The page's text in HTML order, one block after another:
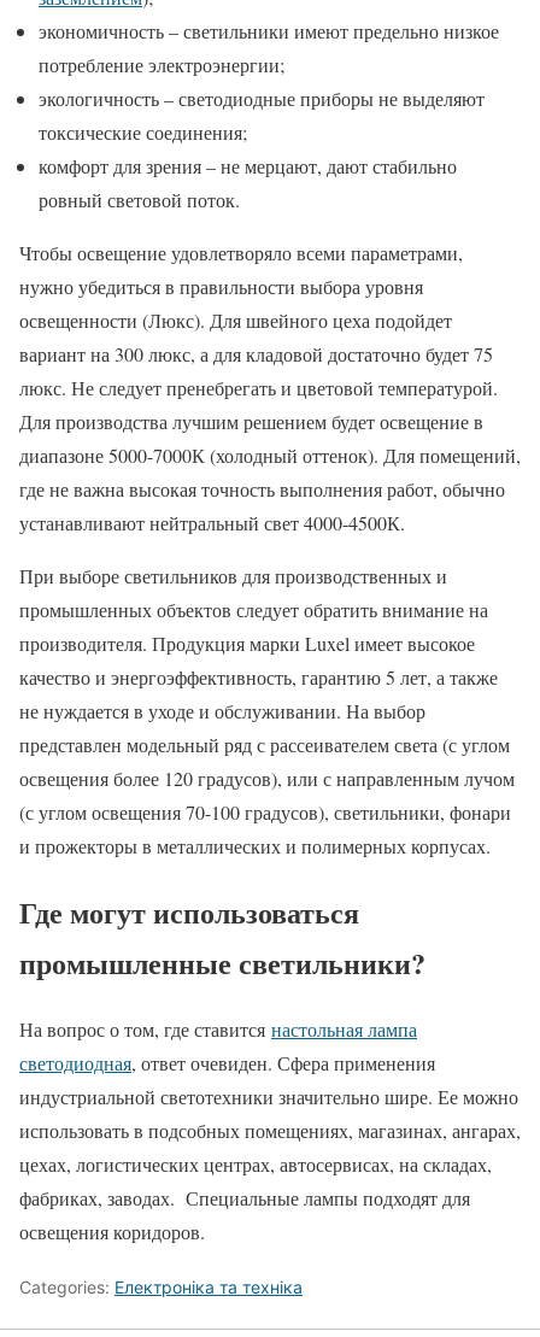
экономичность – светильники имеют предельно низкое
потребление электроэнергии;
экологичность – светодиодные приборы не выделяют
токсические соединения;
комфорт для зрения – не мерцают, дают стабильно
ровный световой поток.
Чтобы освещение удовлетворяло всеми параметрами,
нужно убедиться в правильности выбора уровня
освещенности (Люкс). Для швейного цеха подойдет
вариант на 300 люкс, а для кладовой достаточно будет 75
люкс. Не следует пренебрегать и цветовой температурой.
Для производства лучшим решением будет освещение в
диапазоне 5000-7000К (холодный оттенок). Для помещений,
где не важна высокая точность выполнения работ, обычно
устанавливают нейтральный свет 4000-4500К.
При выборе светильников для производственных и
промышленных объектов следует обратить внимание на
производителя. Продукция марки Luxel имеет высокое
качество и энергоэффективность, гарантию 5 лет, а также
не нуждается в уходе и обслуживании. На выбор
представлен модельный ряд с рассеивателем света (с углом
освещения более 120 градусов), или с направленным лучом
(с углом освещения 70-100 градусов), светильники, фонари
и прожекторы в металлических и полимерных корпусах.
Где могут использоваться
промышленные светильники?
На вопрос о том, где ставится настольная лампа
светодиодная, ответ очевиден. Сфера применения
индустриальной светотехники значительно шире. Ее можно
использовать в подсобных помещениях, магазинах, ангарах,
цехах, логистических центрах, автосервисах, на складах,
фабриках, заводах. Специальные лампы подходят для
освещения коридоров.
Categories: Електроніка та техніка